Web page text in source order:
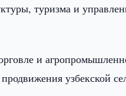
туризма и
и
узбекской